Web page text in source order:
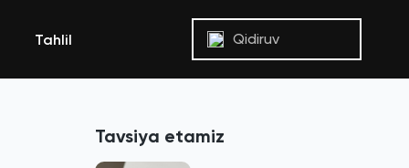
Tahlil Qidiruv
Tavsiya etamiz